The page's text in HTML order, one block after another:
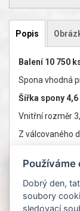
Popis
Balení 10 750
Spona vhodná
Šířka spony
Vnitřní rozměr
Z válcovaného
Délka spon 6 -
Označení
97, JKihlberg
Používáme
Dobrý den,
soubory
sledovací